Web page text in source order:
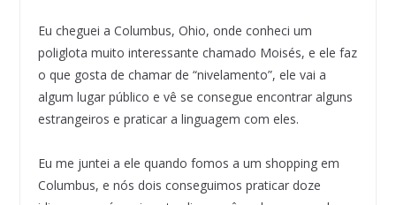
Eu cheguei a Columbus, Ohio, onde conheci um
poliglota muito interessante chamado Moisés, e ele faz
o que gosta de chamar de “nivelamento”, ele vai a
algum lugar público e vê se consegue encontrar alguns
estrangeiros e praticar a linguagem com eles.
Eu me juntei a ele quando fomos a um shopping em
Columbus, e nós dois conseguimos praticar doze